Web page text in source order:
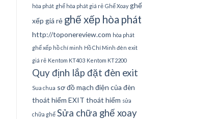
hòa phát ghế hòa phát giá rẻ Ghế Xoay ghế
xếp giá rẻ ghế xếp hòa phát
http://toponereview.com hòa phát
ghế xếp hồ chí minh Hồ Chí Minh đèn exit
giá rẻ Kentom KT403 Kentom KT2200
Quy định lắp đặt đèn exit
Sua chua sơ đồ mạch điện của đèn
thoát hiểm EXIT thoát hiểm sửa
chữa ghế Sửa chữa ghế xoay